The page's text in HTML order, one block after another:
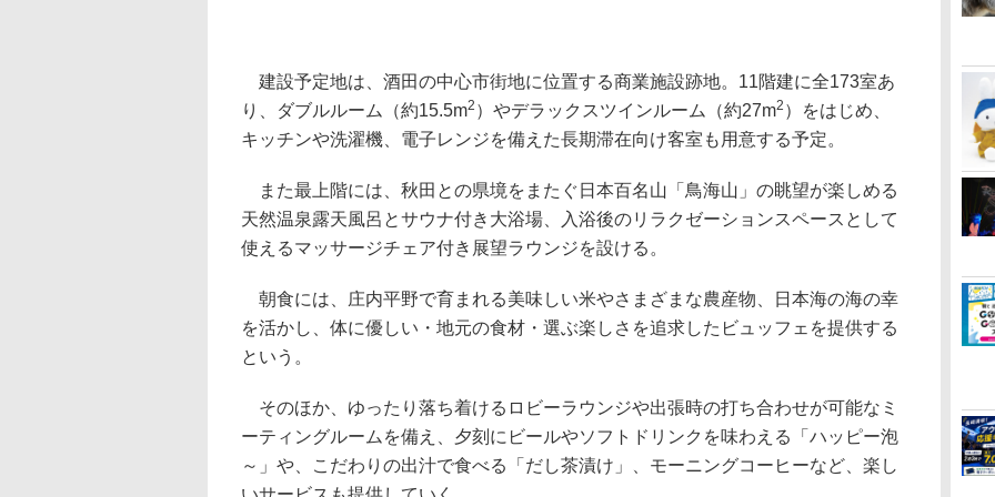
建設予定地は、酒田の中心市街地に位置する商業施設跡地。11階建に全173室あ
り、ダブルルーム（約15.5m2 ）やデラックスツインルーム（約27m2 ）をはじめ、
キッチンや洗濯機、電子レンジを備えた長期滞在向け客室も用意する予定。
また最上階には、秋田との県境をまたぐ日本百名山「鳥海山」の眺望が楽しめる
天然温泉露天風呂とサウナ付き大浴場、入浴後のリラクゼーションスペースとして
使えるマッサージチェア付き展望ラウンジを設ける。
朝食には、庄内平野で育まれる美味しい米やさまざまな農産物、日本海の海の幸
を活かし、体に優しい・地元の食材・選ぶ楽しさを追求したビュッフェを提供する
という。
そのほか、ゆったり落ち着けるロビーラウンジや出張時の打ち合わせが可能なミ
ーティングルームを備え、夕刻にビールやソフトドリンクを味わえる「ハッピー泡
～」や、こだわりの出汁で食べる「だし茶漬け」、モーニングコーヒーなど、楽し